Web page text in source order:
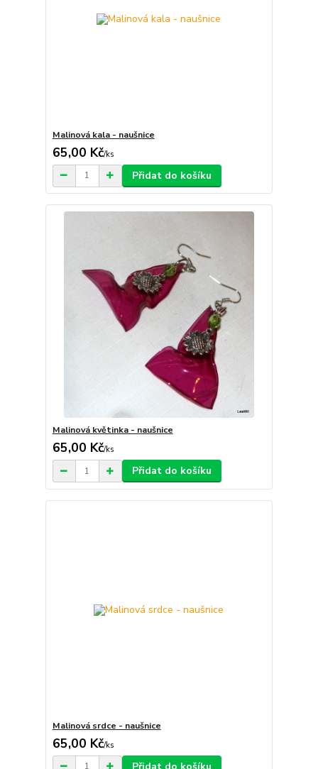
Malinová kala - naušnice
65,00 Kč/ks
Přidat do košíku
Malinová květinka - naušnice
65,00 Kč/ks
Přidat do košíku
Malinová srdce - naušnice
65,00 Kč/ks
Přidat do košíku